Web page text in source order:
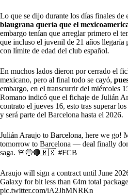
Lo que se dijo durante los días finales de
blaugrana quería que el
embargo tenían que arreglar primero el
que incluso el juvenil de 21 años llegaría
con límite de edad del club español.
En muchos lados dieron por cerrado el
mexicano, pero al final todo se cayó,
embargo, en el transcurrir del miércoles
Romano indicó que el fichaje de Julián
contrato el jueves 16, esto tras superar
y será parte del Barcelona hasta el 2026.
Julián Araujo to Barcelona, here we go!
tomorrow to Barcelona — deal finally
saga. 🚨🔵🔴🇲🇽 #FCB
Araujo will sign a contract until June
Galaxy for bit less than €4m total
pic.twitter.com/iA2JhMNRKn